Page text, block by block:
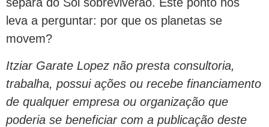
leva a perguntar: por que os planetas se
movem?
Itziar Garate Lopez não presta consultoria,
trabalha, possui ações ou recebe financiamento
de qualquer empresa ou organização que
poderia se beneficiar com a publicação deste